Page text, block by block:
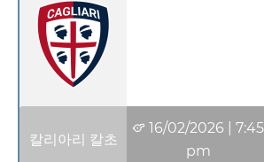
칼리아리 칼초
16/02/2026 |7:45
pm